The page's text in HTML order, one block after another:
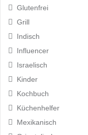
Glutenfrei
Grill
Indisch
Influencer
Israelisch
Kinder
Kochbuch
Küchenhelfer
Mexikanisch